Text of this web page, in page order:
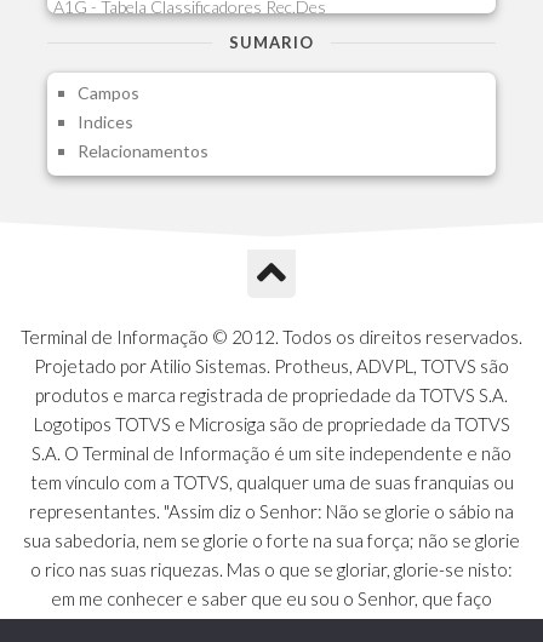
A1G - Tabela Classificadores Rec.Des
A1H - Itens Tabela Classif.Rec.Desp.
A1J - Itens Aglutinadores Visao
A1N - Tipos de Card
A1O - Cards Dashboard
A1P - Tipos de Charts
A1S - Notificacoes do Vendedor
A1U - Intermediadores
A1V - Schemas - Gestao de Vendas
A1W - Campos do Schema
A1X - CFDI Complemento Carta Porte
A1Y - Carta Porte - Localizacoes
A1Z - Carta Porte - Operadores
A20 - Nota Explicativa - PCO
A21 - FONTES FINANC.PPA
A22 - Itens Fontes Financ.PPA
A23 - Inflacao para metas anuais
A24 - PIB Estadual para metas anuais
SUMARIO
Campos
Indices
Relacionamentos
Terminal de Informação © 2012. Todos os direitos reservados.
Projetado por Atilio Sistemas. Protheus, ADVPL, TOTVS são
produtos e marca registrada de propriedade da TOTVS S.A.
Logotipos TOTVS e Microsiga são de propriedade da TOTVS
S.A. O Terminal de Informação é um site independente e não
tem vínculo com a TOTVS, qualquer uma de suas franquias ou
representantes. "Assim diz o Senhor: Não se glorie o sábio na
sua sabedoria, nem se glorie o forte na sua força; não se glorie
o rico nas suas riquezas. Mas o que se gloriar, glorie-se nisto:
em me conhecer e saber que eu sou o Senhor, que faço